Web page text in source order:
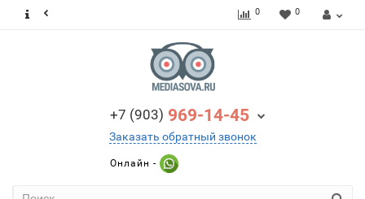
0 0
+7 (903) 969-14-45
Заказать обратный звонок
Онлайн -